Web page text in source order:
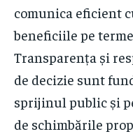
comunica eficient
beneficiile pe
Transparența și
de decizie sunt
sprijinul public și
de schimbările